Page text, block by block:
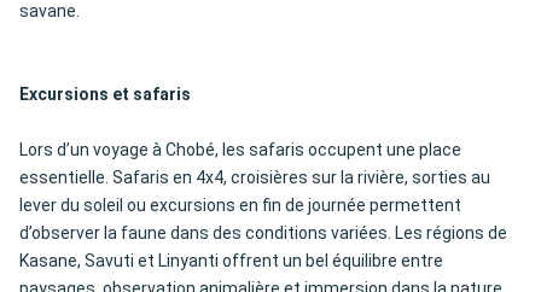
savane.
Excursions et safaris
Lors d’un voyage à Chobé, les safaris occupent une place
essentielle. Safaris en 4x4, croisières sur la rivière, sorties au
lever du soleil ou excursions en fin de journée permettent
d’observer la faune dans des conditions variées. Les régions de
Kasane, Savuti et Linyanti offrent un bel équilibre entre